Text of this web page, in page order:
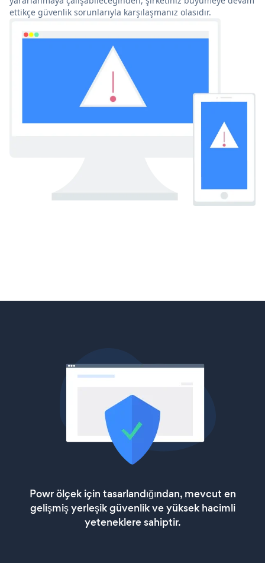
ettikçe güvenlik sorunlarıyla karşılaşmanız olasıdır.
Powr ölçek için tasarlandığından, mevcut en
gelişmiş yerleşik güvenlik ve yüksek hacimli
yeteneklere sahiptir.